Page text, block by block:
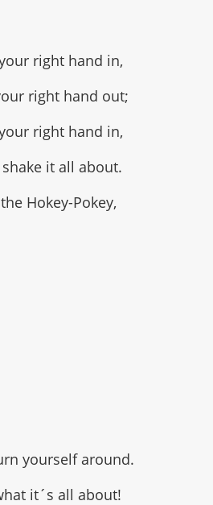
right hand in,
right hand out;
right hand in,
it all about.
Hokey-Pokey,
yourself around.
it´s all about!